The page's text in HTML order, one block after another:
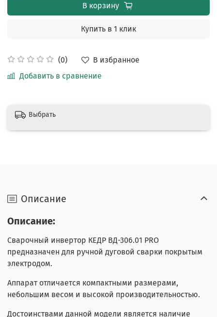
(0)
В избранное
Добавить в сравнение
В корзину
Купить в 1 клик
Выбрать
Описание
Описание:
Сварочный инвертор КЕДР ВД-306.01 PRO
предназначен для ручной дуговой сварки покрытым
электродом.
Аппарат отличается компактными размерами,
небольшим весом и высокой производительностью.
Достоинствами данной модели является наличие